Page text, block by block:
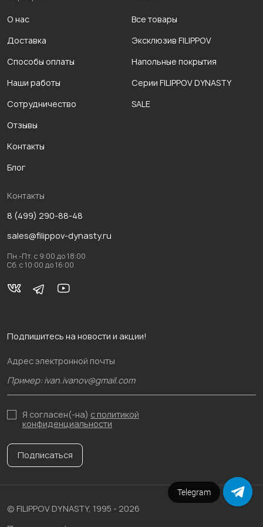
О нас
Доставка
Способы оплаты
Наши работы
Сотрудничество
Отзывы
Контакты
Блог
Все товары
Эксклюзив FILIPPOV
Напольные покрытия
Серии FILIPPOV DYNASTY
SALE
Контакты
8 (499) 290-88-48
sales@filippov-dynasty.ru
Пн.-Пт. с 9:00 до 18:00
Сб. с 10:00 до 16:00
Подпишитесь на новости и акции!
Адрес электронной почты
Я согласен(-на) с политикой
конфиденциальности
Подписаться
© FILIPPOV DYNASTY, 1995 - 2026
Напишите в чат
Telegram